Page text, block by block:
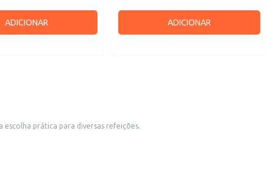
ADICIONAR ADICIONAR
escolha prática para diversas refeições.